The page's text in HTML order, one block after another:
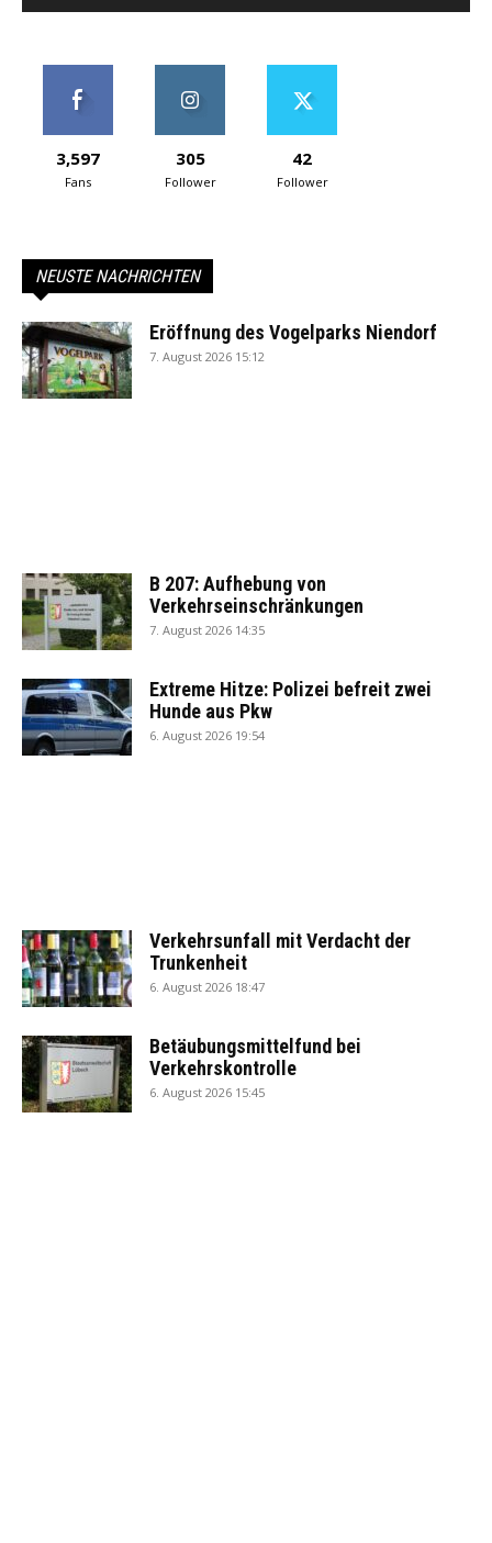
3,597
Fans
305
Follower
42
Follower
NEUSTE NACHRICHTEN
Eröffnung des Vogelparks Niendorf
7. August 2026 15:12
B 207: Aufhebung von
Verkehrseinschränkungen
7. August 2026 14:35
Extreme Hitze: Polizei befreit zwei
Hunde aus Pkw
6. August 2026 19:54
Verkehrsunfall mit Verdacht der
Trunkenheit
6. August 2026 18:47
Betäubungsmittelfund bei
Verkehrskontrolle
6. August 2026 15:45